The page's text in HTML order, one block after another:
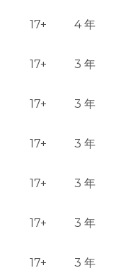
17+ 4 年
17+ 3 年
17+ 3 年
17+ 3 年
17+ 3 年
17+ 3 年
17+ 3 年